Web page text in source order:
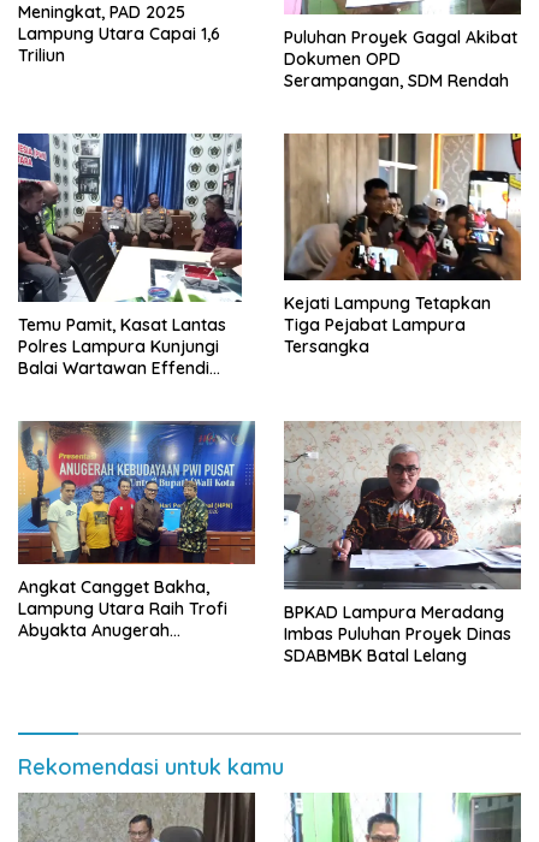
Meningkat, PAD 2025
Lampung Utara Capai 1,6
Triliun
Puluhan Proyek Gagal Akibat
Dokumen OPD
Serampangan, SDM Rendah
Temu Pamit, Kasat Lantas
Polres Lampura Kunjungi
Balai Wartawan Effendi
Kejati Lampung Tetapkan
Tiga Pejabat Lampura
Tersangka
Angkat Cangget Bakha,
Lampung Utara Raih Trofi
Abyakta Anugerah
BPKAD Lampura Meradang
Imbas Puluhan Proyek Dinas
SDABMBK Batal Lelang
Rekomendasi untuk kamu